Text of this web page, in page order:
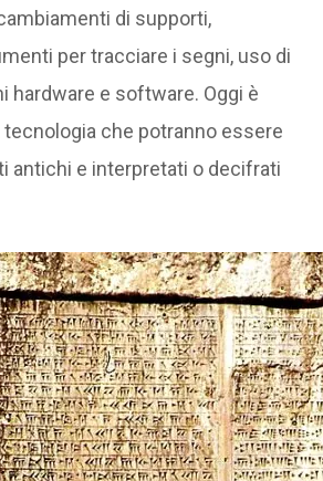
di supporti,
per tracciare i segni, uso di
hardware e software. Oggi è
tecnologia che potranno essere
antichi e interpretati o decifrati